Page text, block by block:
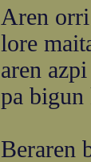
Aren
lore
aren
pa
Beraren